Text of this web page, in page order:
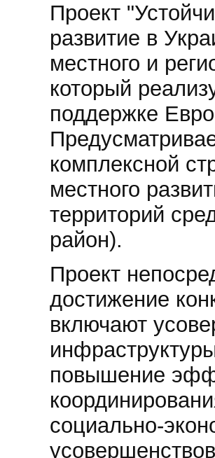
Проект
развитие в
местного и
который
поддержке
комплексной
местного
территорий
район).
Проект
достижение
включают
повышение
социально-­